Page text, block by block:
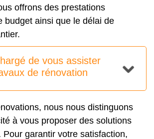
offrons des prestations
budget ainsi que le délai de
de vous assister
de rénovation
nous nous distinguons
à vous proposer des solutions
Pour garantir votre satisfaction,